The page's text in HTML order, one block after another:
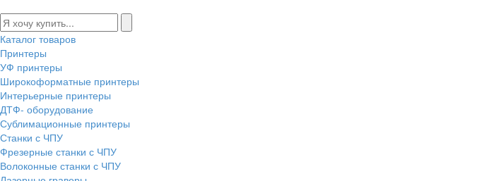
Каталог товаров
Принтеры
УФ принтеры
Широкоформатные принтеры
Интерьерные принтеры
ДТФ- оборудование
Сублимационные принтеры
Станки с ЧПУ
Фрезерные станки с ЧПУ
Волоконные станки с ЧПУ